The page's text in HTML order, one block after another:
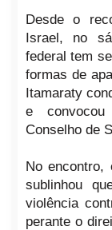
Desde o
Israel, no
federal tem
formas de
Itamaraty
e
Conselho de
No encontro,
sublinhou
violência
perante o